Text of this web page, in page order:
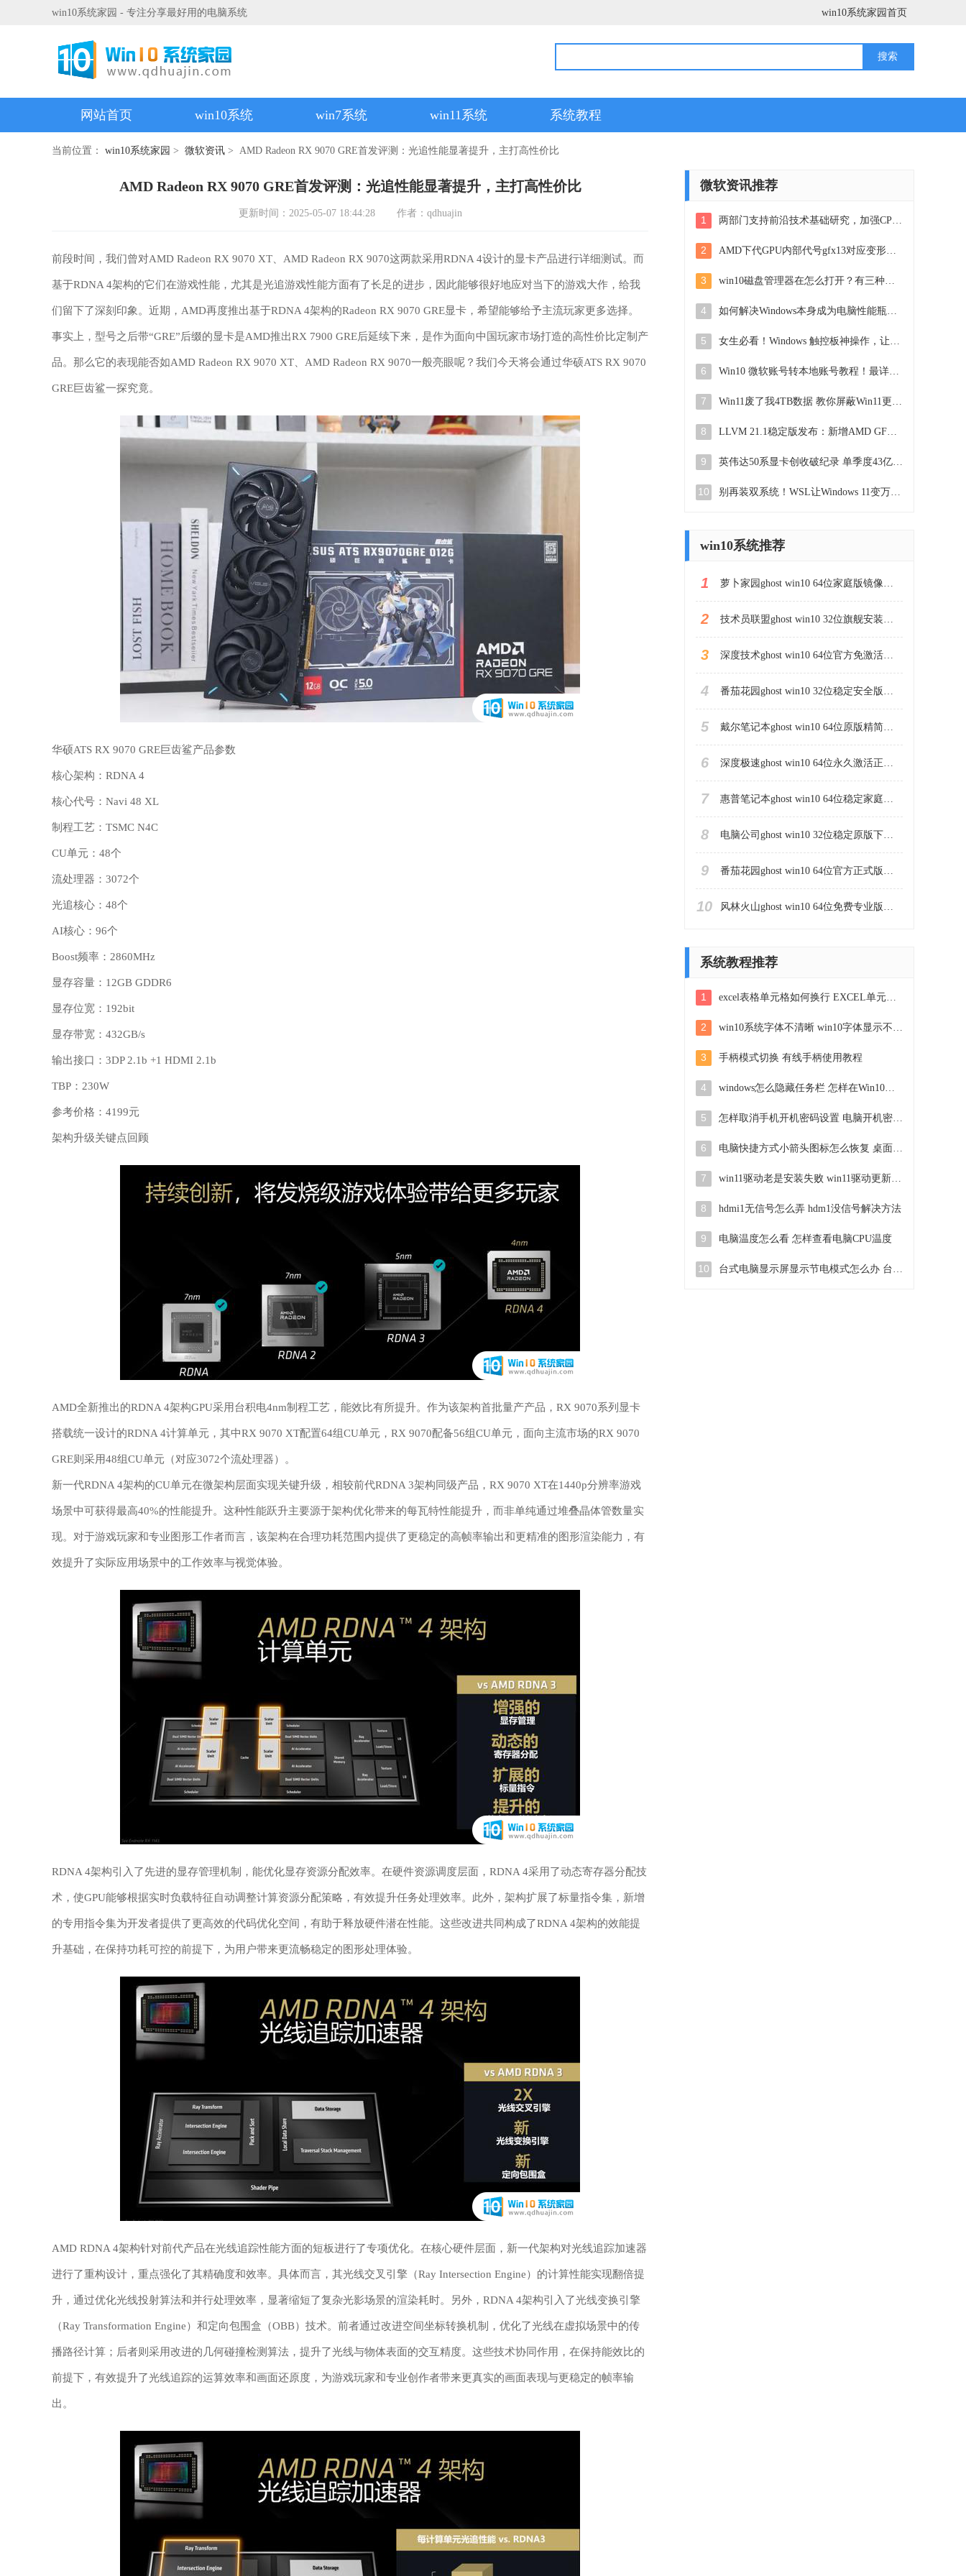
win10系统家园 - 专注分享最好用的电脑系统 win10系统家园首页
网站首页 win10系统 win7系统 win11系统 系统教程
当前位置： win10系统家园 > 微软资讯 > AMD Radeon RX 9070 GRE首发评测：光追性能显著提升，主打高性价比
AMD Radeon RX 9070 GRE首发评测：光追性能显著提升，主打高性价比
更新时间：2025-05-07 18:44:28 作者：qdhuajin
前段时间，我们曾对AMD Radeon RX 9070 XT、AMD Radeon RX 9070这两款采用RDNA 4设计的显卡产品进行详细测试。而
基于RDNA 4架构的它们在游戏性能，尤其是光追游戏性能方面有了长足的进步，因此能够很好地应对当下的游戏大作，给我
们留下了深刻印象。近期，AMD再度推出基于RDNA 4架构的Radeon RX 9070 GRE显卡，希望能够给予主流玩家更多选择。
事实上，型号之后带“GRE”后缀的显卡是AMD推出RX 7900 GRE后延续下来，是作为面向中国玩家市场打造的高性价比定制产
品。那么它的表现能否如AMD Radeon RX 9070 XT、AMD Radeon RX 9070一般亮眼呢？我们今天将会通过华硕ATS RX 9070
GRE巨齿鲨一探究竟。
华硕ATS RX 9070 GRE巨齿鲨产品参数
核心架构：RDNA 4
核心代号：Navi 48 XL
制程工艺：TSMC N4C
CU单元：48个
流处理器：3072个
光追核心：48个
AI核心：96个
Boost频率：2860MHz
显存容量：12GB GDDR6
显存位宽：192bit
显存带宽：432GB/s
输出接口：3DP 2.1b +1 HDMI 2.1b
TBP：230W
参考价格：4199元
架构升级关键点回顾
AMD全新推出的RDNA 4架构GPU采用台积电4nm制程工艺，能效比有所提升。作为该架构首批量产产品，RX 9070系列显卡
搭载统一设计的RDNA 4计算单元，其中RX 9070 XT配置64组CU单元，RX 9070配备56组CU单元，面向主流市场的RX 9070
GRE则采用48组CU单元（对应3072个流处理器）。
新一代RDNA 4架构的CU单元在微架构层面实现关键升级，相较前代RDNA 3架构同级产品，RX 9070 XT在1440p分辨率游戏
场景中可获得最高40%的性能提升。这种性能跃升主要源于架构优化带来的每瓦特性能提升，而非单纯通过堆叠晶体管数量实
现。对于游戏玩家和专业图形工作者而言，该架构在合理功耗范围内提供了更稳定的高帧率输出和更精准的图形渲染能力，有
效提升了实际应用场景中的工作效率与视觉体验。
RDNA 4架构引入了先进的显存管理机制，能优化显存资源分配效率。在硬件资源调度层面，RDNA 4采用了动态寄存器分配技
术，使GPU能够根据实时负载特征自动调整计算资源分配策略，有效提升任务处理效率。此外，架构扩展了标量指令集，新增
的专用指令集为开发者提供了更高效的代码优化空间，有助于释放硬件潜在性能。这些改进共同构成了RDNA 4架构的效能提
升基础，在保持功耗可控的前提下，为用户带来更流畅稳定的图形处理体验。
AMD RDNA 4架构针对前代产品在光线追踪性能方面的短板进行了专项优化。在核心硬件层面，新一代架构对光线追踪加速器
进行了重构设计，重点强化了其精确度和效率。具体而言，其光线交叉引擎（Ray Intersection Engine）的计算性能实现翻倍提
升，通过优化光线投射算法和并行处理效率，显著缩短了复杂光影场景的渲染耗时。另外，RDNA 4架构引入了光线变换引擎
（Ray Transformation Engine）和定向包围盒（OBB）技术。前者通过改进空间坐标转换机制，优化了光线在虚拟场景中的传
播路径计算；后者则采用改进的几何碰撞检测算法，提升了光线与物体表面的交互精度。这些技术协同作用，在保持能效比的
前提下，有效提升了光线追踪的运算效率和画面还原度，为游戏玩家和专业创作者带来更真实的画面表现与更稳定的帧率输
出。
微软资讯推荐
1 两部门支持前沿技术基础研究，加强CPU和人工智能服务器攻关：市场重大事件
2 AMD下代GPU内部代号gfx13对应变形金刚角色曝光
3 win10磁盘管理器在怎么打开？有三种方法，快速学会！
4 如何解决Windows本身成为电脑性能瓶颈的问题？
5 女生必看！Windows 触控板神操作，让你电脑操作飞起，操作技巧大揭秘
6 Win10 微软账号转本地账号教程！最详细步骤分享
7 Win11废了我4TB数据 教你屏蔽Win11更新 非注册表法，如何保护电脑数据不被Win11更新影响
8 LLVM 21.1稳定版发布：新增AMD GFX1250支持，GB10编译选项优化
9 英伟达50系显卡创收破纪录 单季度43亿美元：英伟达显卡创收创新高
10 别再装双系统！WSL让Windows 11变万能，Linux应用直装2022最新版
win10系统推荐
1 萝卜家园ghost win10 64位家庭版镜像下载v2023.04
2 技术员联盟ghost win10 32位旗舰安装版下载v2023.04
3 深度技术ghost win10 64位官方免激活版下载v2023.04
4 番茄花园ghost win10 32位稳定安全版本下载v2023.04
5 戴尔笔记本ghost win10 64位原版精简版下载v2023.04
6 深度极速ghost win10 64位永久激活正式版下载v2023.04
7 惠普笔记本ghost win10 64位稳定家庭版下载v2023.04
8 电脑公司ghost win10 32位稳定原版下载v2023.04
9 番茄花园ghost win10 64位官方正式版下载v2023.04
10 风林火山ghost win10 64位免费专业版下载v2023.04
系统教程推荐
1 excel表格单元格如何换行 EXCEL单元格内文字怎么换行展示
2 win10系统字体不清晰 win10字体显示不清楚怎么调整
3 手柄模式切换 有线手柄使用教程
4 windows怎么隐藏任务栏 怎样在Win10中隐藏任务栏
5 怎样取消手机开机密码设置 电脑开机密码如何取消
6 电脑快捷方式小箭头图标怎么恢复 桌面图标的小箭头不见了怎么恢复
7 win11驱动老是安装失败 win11驱动更新安装失败提示解决方法
8 hdmi1无信号怎么弄 hdm1没信号解决方法
9 电脑温度怎么看 怎样查看电脑CPU温度
10 台式电脑显示屏显示节电模式怎么办 台式机开机黑屏显示节电模式解决方法